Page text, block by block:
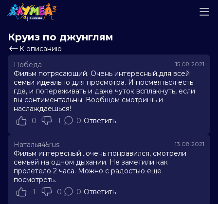
Круиз по джунглям
К описанию
Победа
15.08.2021
Фильм потрясающий. Очень интересный,для всей
семьи идеально для просмотра. И посмеяться есть
где, и попереживать и даже чуток всплакнуть, если
вы сентиментальны. Вообщем смотришь и
наслаждаешься!
0
1 0 Ответить
Наталья45rus 13.08.2021
Фильм интересный...очень понравился, смотрели
семьей на одном дыхании. Не заметили как
пролетело 2 часа. Можно с радостью еще
посмотреть.
1
0 0 Ответить